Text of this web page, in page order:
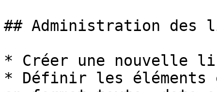
## Administration des
* Créer une nouvelle
* Définir les éléments